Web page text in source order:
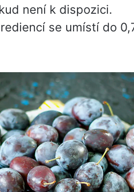
není k dispozici.
se umístí do